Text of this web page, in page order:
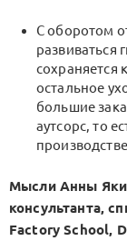
С оборотом
развиваться
сохраняется
остальное
большие
аутсорс, то
Мысли Анны
консультанта,
Factory School,